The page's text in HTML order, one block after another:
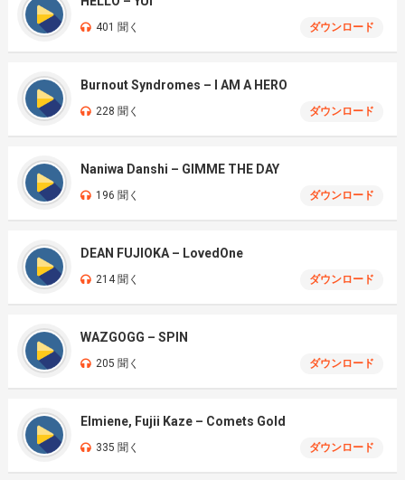
401 聞く ダウンロード
Burnout Syndromes – I AM A HERO
228 聞く ダウンロード
Naniwa Danshi – GIMME THE DAY
196 聞く ダウンロード
DEAN FUJIOKA – LovedOne
214 聞く ダウンロード
WAZGOGG – SPIN
205 聞く ダウンロード
Elmiene, Fujii Kaze – Comets Gold
335 聞く ダウンロード